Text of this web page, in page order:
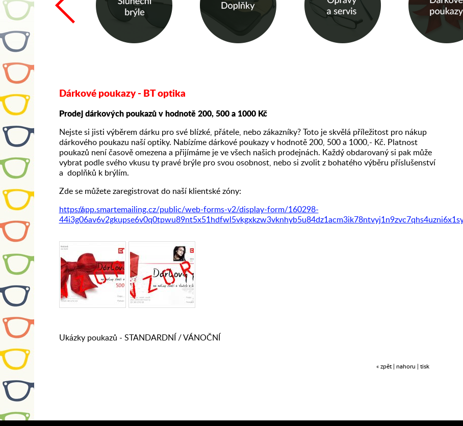
Dárkové poukazy - BT optika
Prodej dárkových poukazů v hodnotě 200, 500 a 1000 Kč
Nejste si jisti výběrem dárku pro své blízké, přátele, nebo zákazníky? Toto je skvělá příležitost pro nákup
dárkového poukazu naší optiky. Nabízíme dárkové poukazy v hodnotě 200, 500 a 1000,- Kč. Platnost
poukazů není časově omezena a přijímáme je ve všech našich prodejnách. Každý obdarovaný si pak může
vybrat podle svého vkusu ty pravé brýle pro svou osobnost, nebo si zvolit z bohatého výběru příslušenství
a doplňků k brýlím.
Zde se můžete zaregistrovat do naší klientské zóny:
https://app.smartemailing.cz/public/web-forms-v2/display-form/160298-
Ukázky poukazů - STANDARDNÍ / VÁNOČNÍ
« zpět| nahoru tisk